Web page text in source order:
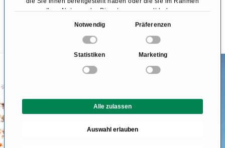
Ihrer Nutzung der Dienste gesammelt haben.
Notwendig Präferenzen
Statistiken Marketing
Alle zulassen
Auswahl erlauben
Fachbeiträge zum Thema
Neurochirurgie